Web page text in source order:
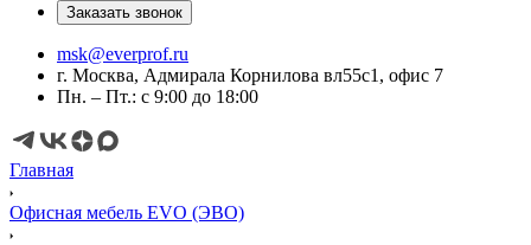
Заказать звонок
msk@everprof.ru
г. Москва, Адмирала Корнилова вл55с1, офис 7
Пн. – Пт.: с 9:00 до 18:00
Главная
Офисная мебель EVO (ЭВО)